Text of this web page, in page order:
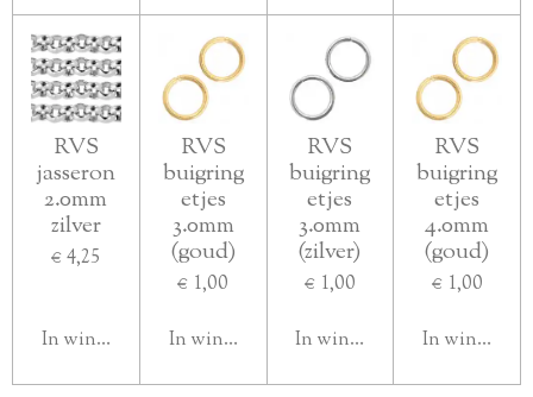
RVS
jasseron
2.0mm
zilver
€ 4,25
In winkelwagen
RVS
buigring
etjes
3.0mm
(goud)
€ 1,00
In winkelwagen
RVS
buigring
etjes
3.0mm
(zilver)
€ 1,00
In winkelwagen
RVS
buigring
etjes
4.0mm
(goud)
€ 1,00
In